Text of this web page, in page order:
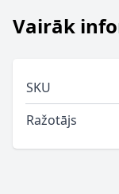
Vairāk
SKU
Ražotājs